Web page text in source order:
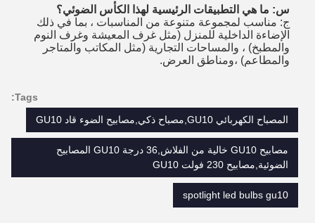
س: ما هي التطبيقات الرئيسية لهذا الكأس الضوئي؟
ج: مناسب لمجموعة متنوعة من المناسبات ، بما في ذلك
الإضاءة الداخلية للمنزل (مثل غرف المعيشة وغرف النوم
والمطبخ) ، والمساحات التجارية (مثل المكاتب والمتاجر
والمطاعم) ،ومناطق العرض.
Tags:
المصباح الكهربائي GU10,مصباح ذكي,مصابيح الضوء قاد GU10
مصابيح GU10 خالية من الفلاش,36 درجة GU10 المصابيح
الضوئية,مصابيح 230 فولت GU10
spotlight led bulbs gu10